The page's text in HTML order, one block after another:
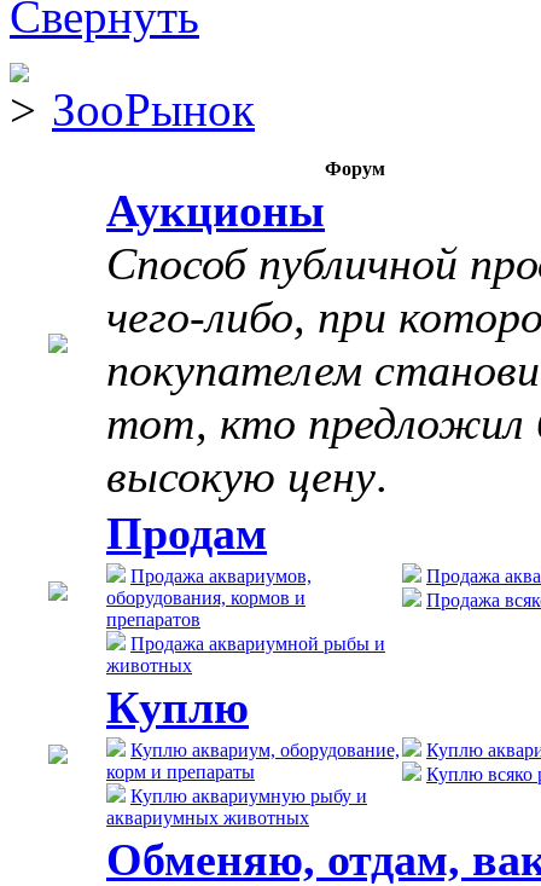
ЗооРынок
Форум
Аукционы
Способ публичной
чего-либо, при
покупателем
тот, кто предложил
высокую цену.
Продам
Продажа аквариумов,
оборудования, кормов и
препаратов
Продажа аквариумной рыбы и
животных
Продажа
Продажа
Куплю
Куплю аквариум, оборудование,
корм и препараты
Куплю аквариумную рыбу и
аквариумных животных
Куплю
Куплю всяко
Обменяю, отдам,